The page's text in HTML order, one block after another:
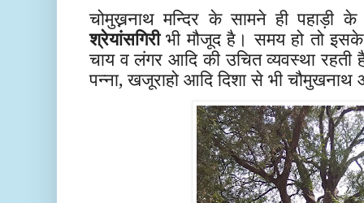
चोमुख्ननाथ मन्दिर के सामने ही पहाड़ी के
श्रेयांसगिरीभी मौजूद है। समय हो तो
चाय व लंगर आदि की उचित व्यवस्था रहती
पन्ना, खजूराहो आदि दिशा से भी